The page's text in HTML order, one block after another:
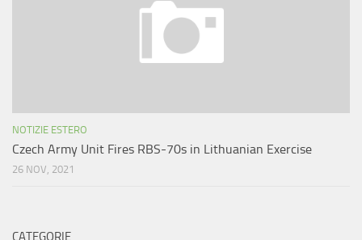
NOTIZIE ESTERO
Czech Army Unit Fires RBS-70s in Lithuanian Exercise
26 NOV, 2021
CATEGORIE